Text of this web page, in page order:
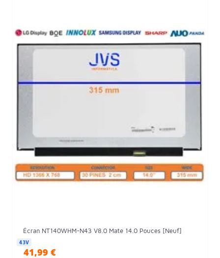
Écran NT140WHM-N43 V8.0 Mate 14.0 Pouces [Neuf]
43V
41,99 €